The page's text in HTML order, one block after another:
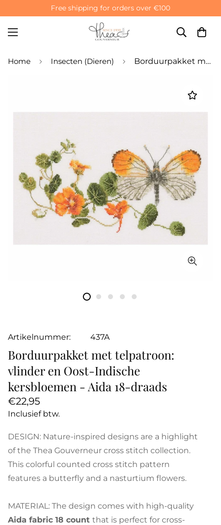
Free shipping for orders over €100
Home Insecten (Dieren) Borduurpakket met telpatroon: vlinder en Oost-Indische kersbloemen - Aida 18-draads
Artikelnummer: 437A
Borduurpakket met telpatroon:
vlinder en Oost-Indische
kersbloemen - Aida 18-draads
Normale
prijs
€22,95
Inclusief btw.
DESIGN: Nature-inspired designs are a highlight
of the Thea Gouverneur cross stitch collection.
This colorful counted cross stitch pattern
features a butterfly and a nasturtium flowers.
MATERIAL: The design comes with high-quality
Aida fabric 18 count that is perfect for cross-